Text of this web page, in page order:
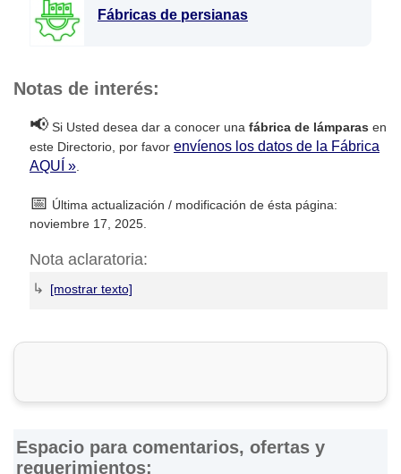
Fábricas de persianas
Notas de interés:
📢 Si Usted desea dar a conocer una fábrica de lámparas en
este Directorio, por favor envíenos los datos de la Fábrica
AQUÍ »
📅 Última actualización / modificación de ésta página:
noviembre 17, 2025.
Nota aclaratoria:
↳
información proporcionada en los sitios web de lasFábricas
cumplimiento de los productos y servicios ofrecidos por
de teléfono y otros datos de contacto son referenciales y
están sujetos a cambios e incluso, a posibles errores
Espacio para comentarios, ofertas y
requerimientos: